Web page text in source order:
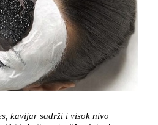
kavijar sadrži i visok nivo